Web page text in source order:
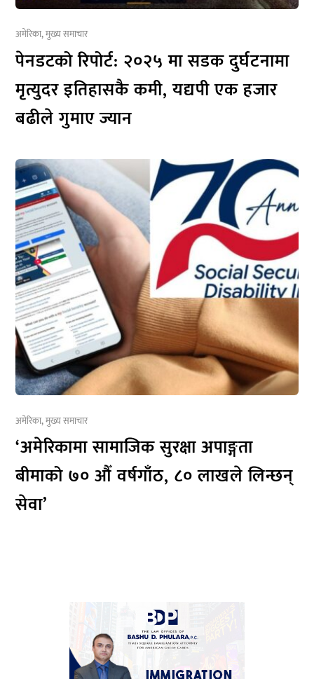
अमेरिका,मुख्य समाचार
पेनडटको रिपोर्ट: २०२५ मा सडक दुर्घटनामा
मृत्युदर इतिहासकै कमी, यद्यपी एक हजार
बढीले गुमाए ज्यान
अमेरिका,मुख्य समाचार
‘अमेरिकामा सामाजिक सुरक्षा अपाङ्गता
बीमाको ७० औँ वर्षगाँठ, ८० लाखले लिन्छन्
सेवा’